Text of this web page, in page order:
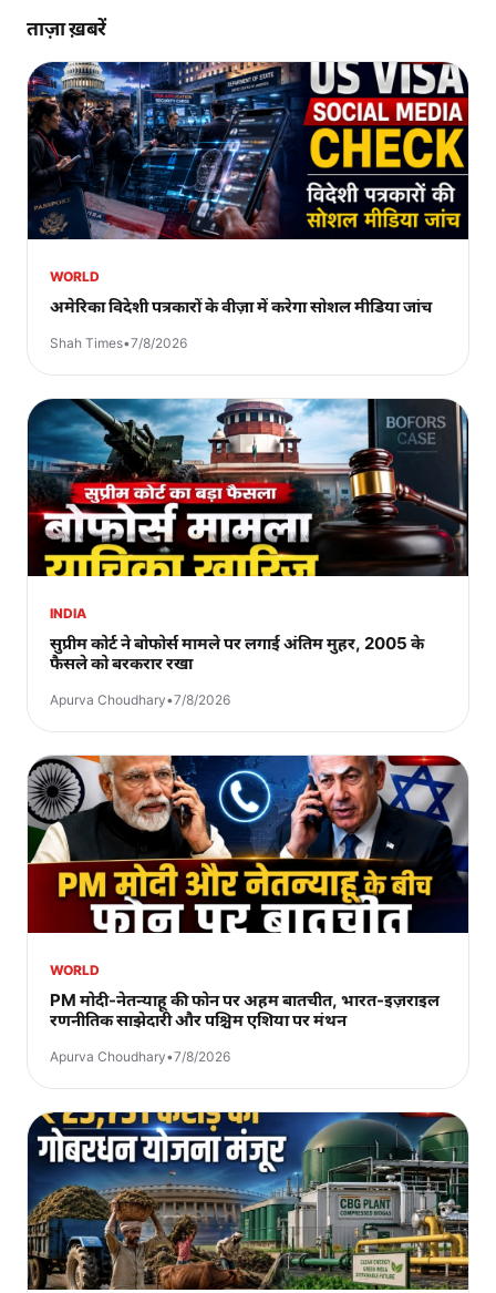
ताज़ा ख़बरें
WORLD
अमेरिका विदेशी पत्रकारों के वीज़ा में करेगा सोशल मीडिया जांच
Shah Times•7/8/2026
INDIA
सुप्रीम कोर्ट ने बोफोर्स मामले पर लगाई अंतिम मुहर, 2005 के
फैसले को बरकरार रखा
Apurva Choudhary•7/8/2026
WORLD
PM मोदी-नेतन्याहू की फोन पर अहम बातचीत, भारत-इज़राइल
रणनीतिक साझेदारी और पश्चिम एशिया पर मंथन
Apurva Choudhary•7/8/2026